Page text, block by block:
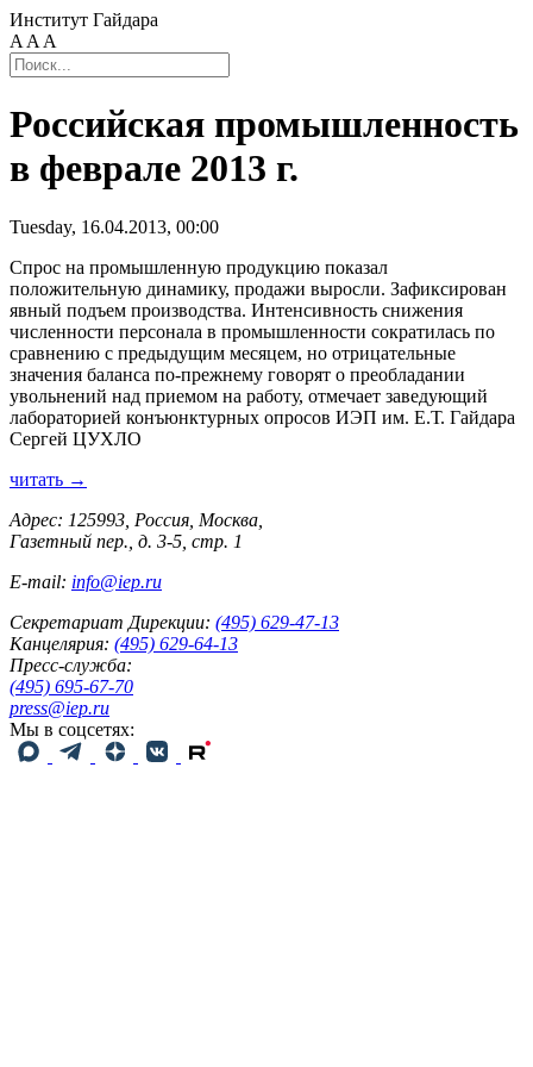
Институт Гайдара
A A A
Российская промышленность
в феврале 2013 г.
Tuesday, 16.04.2013, 00:00
Спрос на промышленную продукцию показал
положительную динамику, продажи выросли. Зафиксирован
явный подъем производства. Интенсивность снижения
численности персонала в промышленности сократилась по
сравнению с предыдущим месяцем, но отрицательные
значения баланса по-прежнему говорят о преобладании
увольнений над приемом на работу, отмечает заведующий
лабораторией конъюнктурных опросов ИЭП им. Е.Т. Гайдара
Сергей ЦУХЛО
читать →
Адрес: 125993, Россия, Москва,
Газетный пер., д. 3-5, стр. 1
E-mail: info@iep.ru
Секретариат Дирекции: (495) 629-47-13
Канцелярия: (495) 629-64-13
Пресс-служба:
(495) 695-67-70
press@iep.ru
Мы в соцсетях: